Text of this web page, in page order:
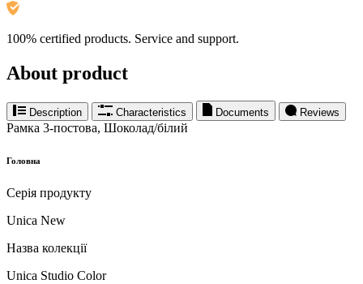
100% certified products. Service and support.
About product
Description Characteristics Documents Reviews
Рамка 3-постова, Шоколад/білий
Головна
Серія продукту
Unica New
Назва колекції
Unica Studio Color